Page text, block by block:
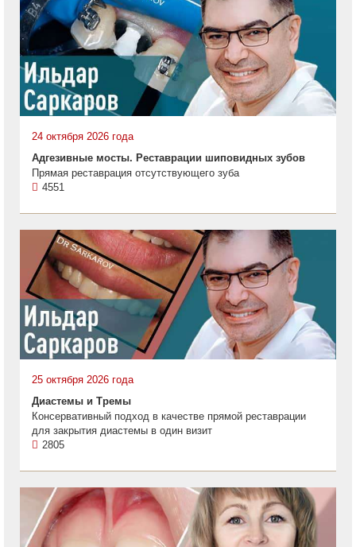
24 октября 2026 года
Адгезивные мосты. Реставрации шиповидных зубов
Прямая реставрация отсутствующего зуба
4551
25 октября 2026 года
Диастемы и Тремы
Консервативный подход в качестве прямой реставрации
для закрытия диастемы в один визит
2805